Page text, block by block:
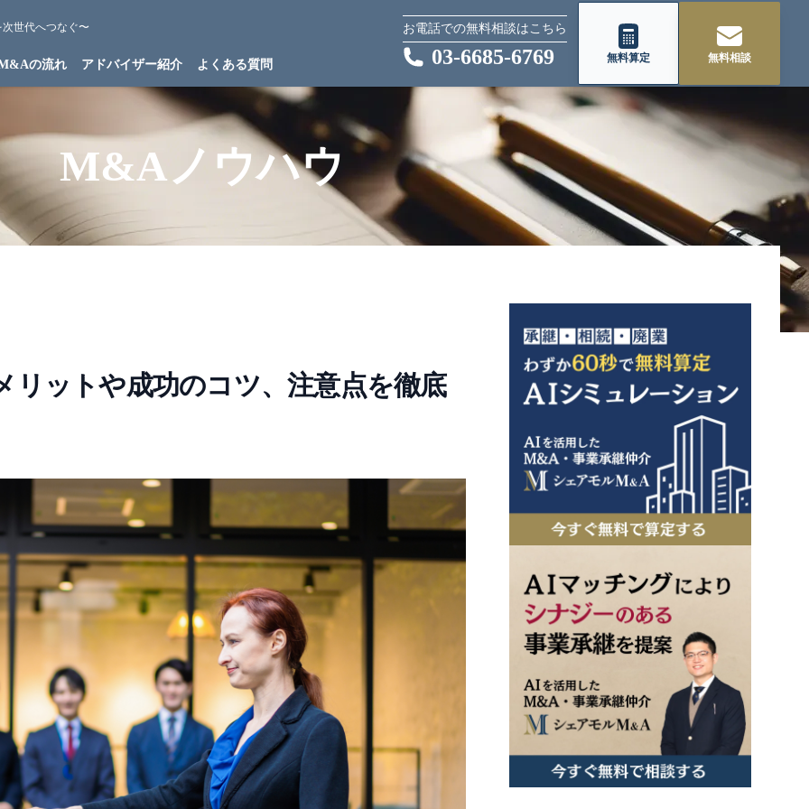
世代へつなぐ〜
の流れ アドバイザー紹介 よくある質問
お電話での無料相談はこちら
03-6685-6769 無料算定 無料相談
M&Aノウハウ
ットや成功のコツ、注意点を徹底